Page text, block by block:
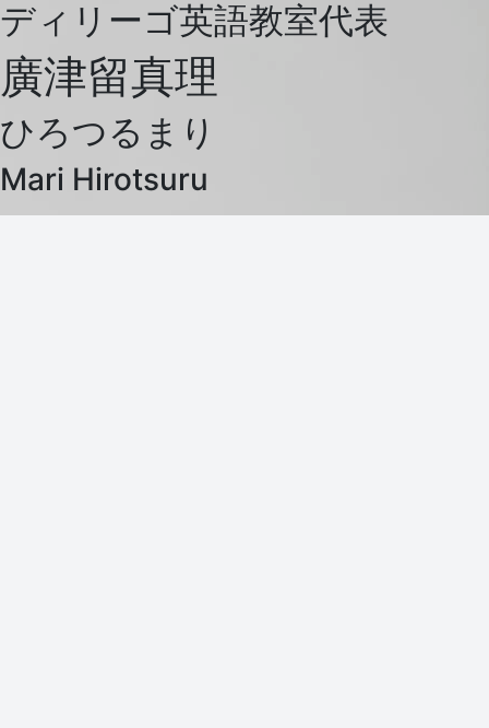
ディリーゴ英語教室代表
廣津留真理
ひろつるまり
Mari Hirotsuru